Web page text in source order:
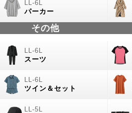
パーカー
その他
スーツ
ツイン＆セット